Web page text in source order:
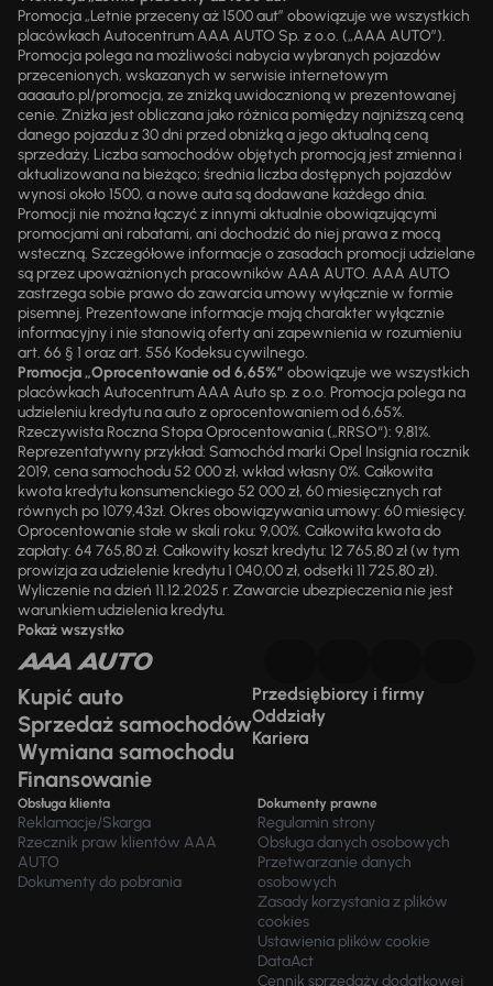
Promocja „Letnie przeceny aż 1500 aut” obowiązuje we wszystkich
placówkach Autocentrum AAA AUTO Sp. z o.o. („AAA AUTO”).
Promocja polega na możliwości nabycia wybranych pojazdów
przecenionych, wskazanych w serwisie internetowym
aaaauto.pl/promocja, ze zniżką uwidocznioną w prezentowanej
cenie. Zniżka jest obliczana jako różnica pomiędzy najniższą ceną
danego pojazdu z 30 dni przed obniżką a jego aktualną ceną
sprzedaży. Liczba samochodów objętych promocją jest zmienna i
aktualizowana na bieżąco; średnia liczba dostępnych pojazdów
wynosi około 1500, a nowe auta są dodawane każdego dnia.
Promocji nie można łączyć z innymi aktualnie obowiązującymi
promocjami ani rabatami, ani dochodzić do niej prawa z mocą
wsteczną. Szczegółowe informacje o zasadach promocji udzielane
są przez upoważnionych pracowników AAA AUTO. AAA AUTO
zastrzega sobie prawo do zawarcia umowy wyłącznie w formie
pisemnej. Prezentowane informacje mają charakter wyłącznie
informacyjny i nie stanowią oferty ani zapewnienia w rozumieniu
art. 66 § 1 oraz art. 556 Kodeksu cywilnego.
Promocja „Oprocentowanie od 6,65%” obowiązuje we wszystkich
placówkach Autocentrum AAA Auto sp. z o.o. Promocja polega na
udzieleniu kredytu na auto z oprocentowaniem od 6,65%.
Rzeczywista Roczna Stopa Oprocentowania („RRSO“): 9,81%.
Reprezentatywny przykład: Samochód marki Opel Insignia rocznik
2019, cena samochodu 52 000 zł, wkład własny 0%. Całkowita
kwota kredytu konsumenckiego 52 000 zł, 60 miesięcznych rat
równych po 1079,43zł. Okres obowiązywania umowy: 60 miesięcy.
Oprocentowanie stałe w skali roku: 9,00%. Całkowita kwota do
zapłaty: 64 765,80 zł. Całkowity koszt kredytu: 12 765,80 zł (w tym
prowizja za udzielenie kredytu 1 040,00 zł, odsetki 11 725,80 zł).
Wyliczenie na dzień 11.12.2025 r. Zawarcie ubezpieczenia nie jest
warunkiem udzielenia kredytu.
Pokaż wszystko
Kupić auto
Sprzedaż samochodów
Wymiana samochodu
Finansowanie
Przedsiębiorcy i firmy
Oddziały
Kariera
Obsługa klienta
Reklamacje/Skarga
Rzecznik praw klientów AAA
AUTO
Dokumenty do pobrania
Dokumenty prawne
Regulamin strony
Obsługa danych osobowych
Przetwarzanie danych
osobowych
Zasady korzystania z plików
cookies
Ustawienia plików cookie
DataAct
Cennik sprzedaży dodatkowej